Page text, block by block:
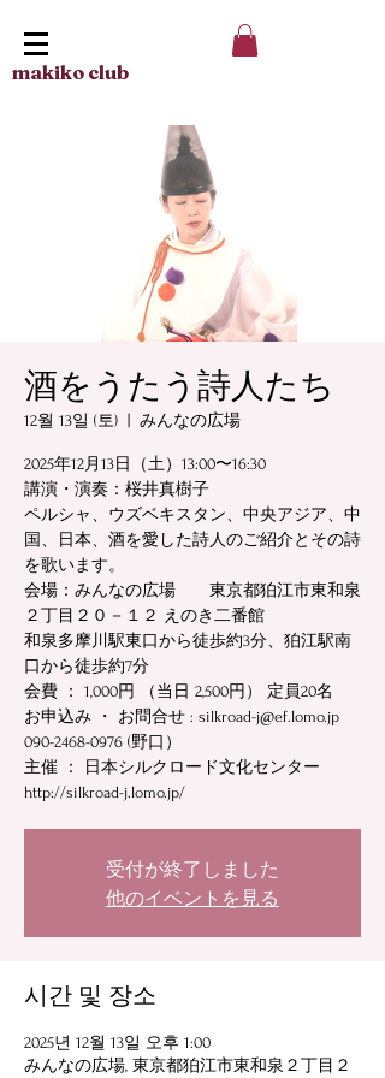
makiko club
酒をうたう詩人たち
12월 13일 (토) みんなの広場
2025年12月13日（土）13:00〜16:30
講演・演奏：桜井真樹子
ペルシャ、ウズベキスタン、中央アジア、中
国、日本、酒を愛した詩人のご紹介とその詩
を歌います。
会場：みんなの広場 東京都狛江市東和泉
２丁目２０－１２ えのき二番館
和泉多摩川駅東口から徒歩約3分、狛江駅南
口から徒歩約7分
会費 ： 1,000円 （当日 2,500円） 定員20名
お申込み ・ お問合せ : silkroad-j@ef.lomo.jp
090-2468-0976 (野口）
主催 ： 日本シルクロード文化センター
http://silkroad-j.lomo.jp/
受付が終了しました
他のイベントを見る
시간 및 장소
2025년 12월 13일 오후 1:00
みんなの広場, 東京都狛江市東和泉２丁目２